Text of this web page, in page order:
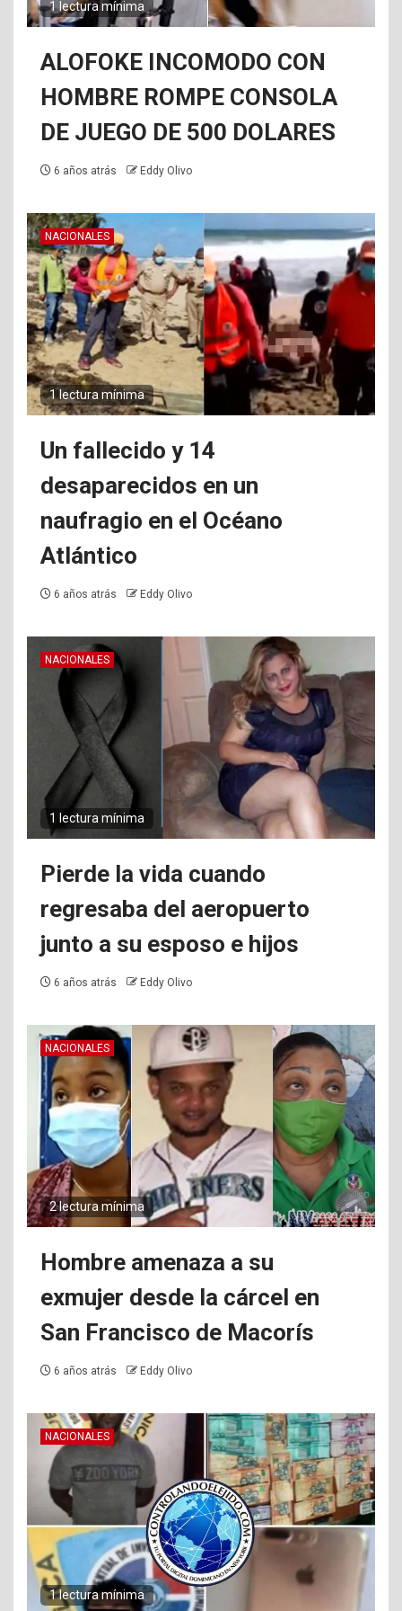
estupefacientes y armas de
fuego, y arresta a varias
personas en SDN
1 lectura mínima
ALOFOKE INCOMODO CON
HOMBRE ROMPE CONSOLA
DE JUEGO DE 500 DOLARES
6 años atrás Eddy Olivo
NACIONALES
1 lectura mínima
Un fallecido y 14
desaparecidos en un
naufragio en el Océano
Atlántico
6 años atrás Eddy Olivo
NACIONALES
1 lectura mínima
Pierde la vida cuando
regresaba del aeropuerto
junto a su esposo e hijos
6 años atrás Eddy Olivo
NACIONALES
2 lectura mínima
Hombre amenaza a su
exmujer desde la cárcel en
San Francisco de Macorís
6 años atrás Eddy Olivo
NACIONALES
1 lectura mínima